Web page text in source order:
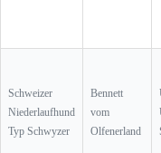
Schweizer
Niederlaufhund
Typ Schwyzer
Bennett
vom
Olfenerland